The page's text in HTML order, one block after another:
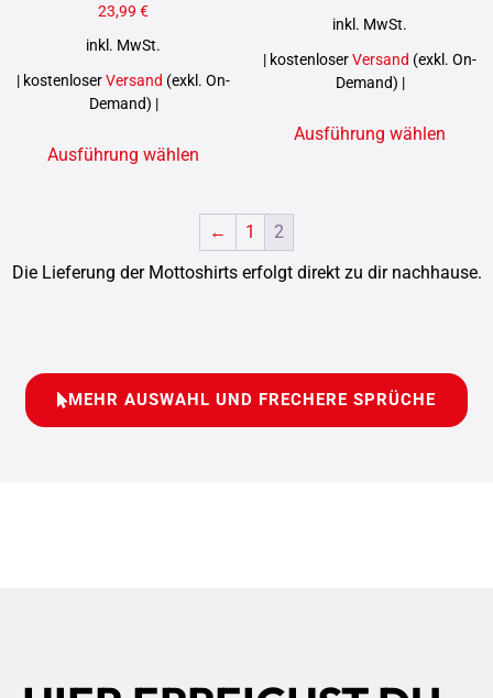
23,99 €
inkl. MwSt.
| kostenloserVersand (exkl. On-
Demand) |
Ausführung wählen
inkl. MwSt.
| kostenloserVersand (exkl. On-
Demand) |
Ausführung wählen
← 1
2
Die Lieferung der Mottoshirts erfolgt direkt zu dir nachhause.
MEHR AUSWAHL UND FRECHERE SPRÜCHE